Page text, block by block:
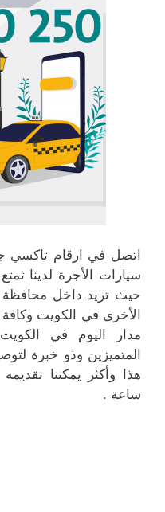
اتصل في ارقام تاكسي
سيارات الأجرة لدينا
حيث تريد داخل محافظة
الأخرى في الكويت
مدار اليوم في
المتميزين وذو خبرة
ساعة .